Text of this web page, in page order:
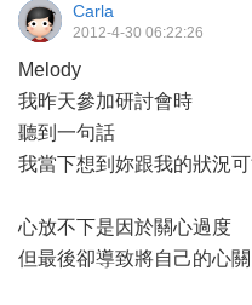
Carla
2012-4-30 06:22:26
Melody
我昨天參加研討會時
聽到一句話
我當下想到妳跟我的狀況
心放不下是因於關心過度
但最後卻導致將自己的心